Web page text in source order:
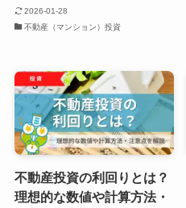
2026-01-28
不動産（マンション）投資
不動産投資の利回りとは？
理想的な数値や計算方法・